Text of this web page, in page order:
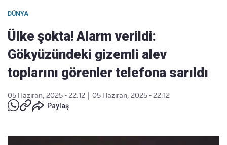
DÜNYA
Ülke şokta! Alarm verildi:
Gökyüzündeki gizemli alev
toplarını görenler telefona sarıldı
05 Haziran, 2025 - 22:12
05 Haziran, 2025 - 22:12
Paylaş